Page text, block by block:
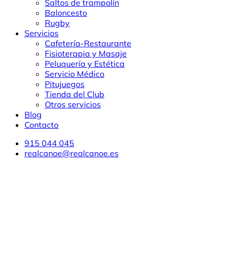
Saltos de trampolín
Baloncesto
Rugby
Servicios
Cafetería-Restaurante
Fisioterapia y Masaje
Peluquería y Estética
Servicio Médico
Pitujuegos
Tienda del Club
Otros servicios
Blog
Contacto
915 044 045
realcanoe@realcanoe.es